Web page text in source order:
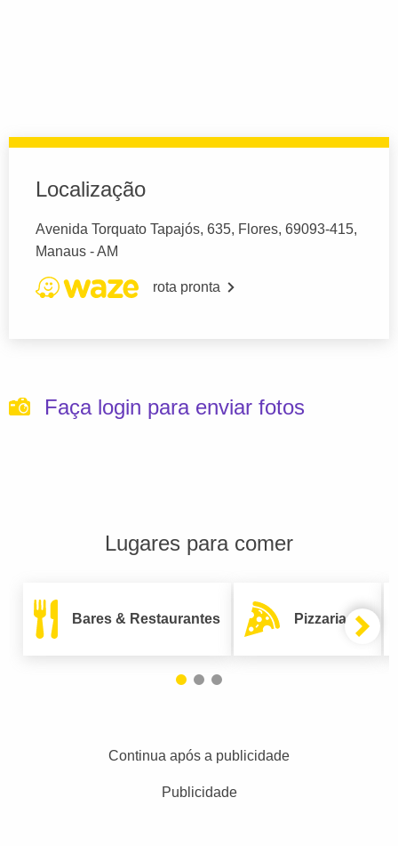
Localização
Avenida Torquato Tapajós, 635, Flores, 69093-415,
Manaus - AM
rota pronta
Faça login para enviar fotos
Lugares para comer
Bares & Restaurantes Pizzarias
Continua após a publicidade
Publicidade